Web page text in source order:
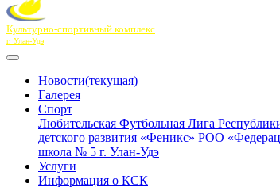
Культурно-спортивный комплекс
г. Улан-Удэ
Новости(текущая)
Галерея
Спорт
Любительская Футбольная Лига
детского развития «Феникс» РОО
школа № 5 г. Улан-Удэ
Услуги
Информация о КСК